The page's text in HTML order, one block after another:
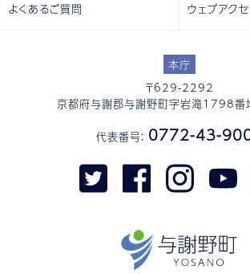
本庁
〒629-2292
京都府与謝郡与謝野町字岩滝1798番
代表番号： 0772-43-
よくあるご質問 ウェブアク